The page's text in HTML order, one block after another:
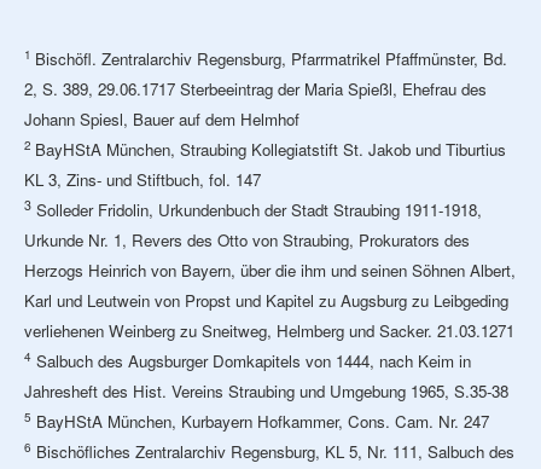
1 Bischöfl. Zentralarchiv Regensburg, Pfarrmatrikel Pfaffmünster, Bd.
2, S. 389, 29.06.1717 Sterbeeintrag der Maria Spießl, Ehefrau des
Johann Spiesl, Bauer auf dem Helmhof
2 BayHStA München, Straubing Kollegiatstift St. Jakob und Tiburtius
KL 3, Zins- und Stiftbuch, fol. 147
3 Solleder Fridolin, Urkundenbuch der Stadt Straubing 1911-1918,
Urkunde Nr. 1, Revers des Otto von Straubing, Prokurators des
Herzogs Heinrich von Bayern, über die ihm und seinen Söhnen Albert,
Karl und Leutwein von Propst und Kapitel zu Augsburg zu Leibgeding
verliehenen Weinberg zu Sneitweg, Helmberg und Sacker. 21.03.1271
4 Salbuch des Augsburger Domkapitels von 1444, nach Keim in
Jahresheft des Hist. Vereins Straubing und Umgebung 1965, S.35-38
5 BayHStA München, Kurbayern Hofkammer, Cons. Cam. Nr. 247
6 Bischöfliches Zentralarchiv Regensburg, KL 5, Nr. 111, Salbuch des